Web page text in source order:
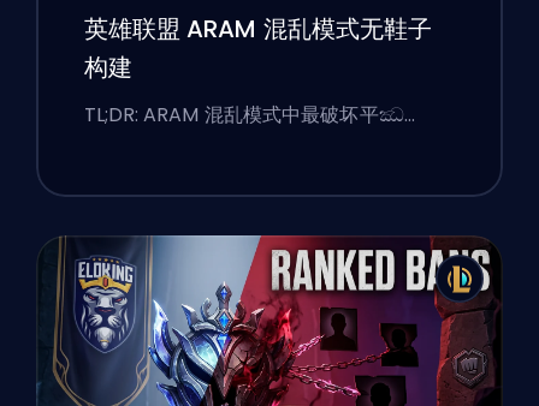
英雄联盟 ARAM 混乱模式无鞋子
构建
TL;DR: ARAM 混乱模式中最破坏平ඣ…